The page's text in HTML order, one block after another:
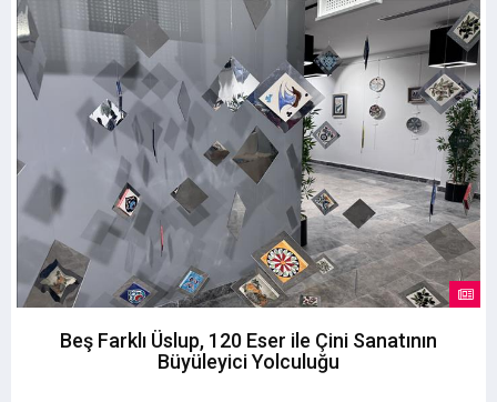
Beş Farklı Üslup, 120 Eser ile Çini Sanatının
Büyüleyici Yolculuğu